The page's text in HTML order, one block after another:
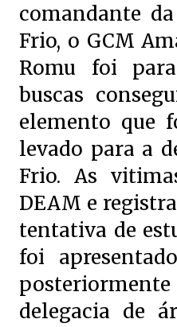
comandante
Frio, o GCM
Romu foi
buscas
elemento que
levado para a
Frio. As
DEAM e
tentativa de
foi
delegacia de